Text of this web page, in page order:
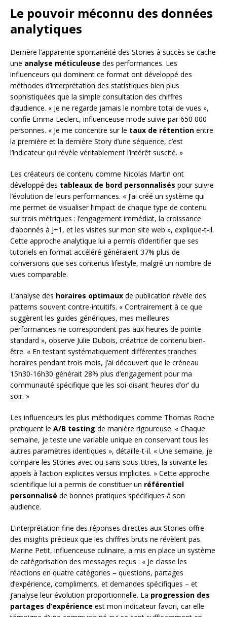
Le pouvoir méconnu des données
analytiques
Derrière l’apparente spontanéité des Stories à succès se cache
une analyse méticuleuse des performances. Les
influenceurs qui dominent ce format ont développé des
méthodes d’interprétation des statistiques bien plus
sophistiquées que la simple consultation des chiffres
d’audience. « Je ne regarde jamais le nombre total de vues »,
confie Emma Leclerc, influenceuse mode suivie par 650 000
personnes. « Je me concentre sur le taux de rétention entre
la première et la dernière Story d’une séquence, c’est
l’indicateur qui révèle véritablement l’intérêt suscité. »
Les créateurs de contenu comme Nicolas Martin ont
développé des tableaux de bord personnalisés pour suivre
l’évolution de leurs performances. « J’ai créé un système qui
me permet de visualiser l’impact de chaque type de contenu
sur trois métriques : l’engagement immédiat, la croissance
d’abonnés à J+1, et les visites sur mon site web », explique-t-il.
Cette approche analytique lui a permis d’identifier que ses
tutoriels en format accéléré généraient 37% plus de
conversions que ses contenus lifestyle, malgré un nombre de
vues comparable.
L’analyse des horaires optimaux de publication révèle des
patterns souvent contre-intuitifs. « Contrairement à ce que
suggèrent les guides génériques, mes meilleures
performances ne correspondent pas aux heures de pointe
standard », observe Julie Dubois, créatrice de contenu bien-
être. « En testant systématiquement différentes tranches
horaires pendant trois mois, j’ai découvert que le créneau
15h30-16h30 générait 28% plus d’engagement pour ma
communauté spécifique que les soi-disant ‘heures d’or’ du
soir. »
Les influenceurs les plus méthodiques comme Thomas Roche
pratiquent le A/B testing de manière rigoureuse. « Chaque
semaine, je teste une variable unique en conservant tous les
autres paramètres identiques », détaille-t-il. « Une semaine, je
compare les Stories avec ou sans sous-titres, la suivante les
appels à l’action explicites versus implicites. » Cette approche
scientifique lui a permis de constituer un référentiel
personnalisé de bonnes pratiques spécifiques à son
audience.
L’interprétation fine des réponses directes aux Stories offre
des insights précieux que les chiffres bruts ne révèlent pas.
Marine Petit, influenceuse culinaire, a mis en place un système
de catégorisation des messages reçus : « Je classe les
réactions en quatre catégories – questions, partages
d’expérience, compliments, et demandes spécifiques – et
j’analyse leur évolution proportionnelle. La progression des
partages d’expérience est mon indicateur favori, car elle